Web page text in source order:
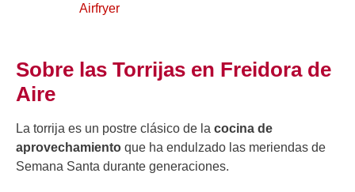
Airfryer
Sobre las Torrijas en Freidora de
Aire
La torrija es un postre clásico de la cocina de
aprovechamiento que ha endulzado las meriendas de
Semana Santa durante generaciones.